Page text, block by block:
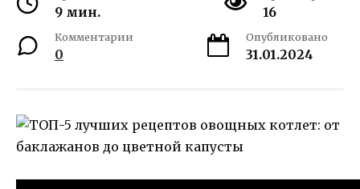
9 мин. 16
Комментарии
0
Опубликовано
31.01.2024